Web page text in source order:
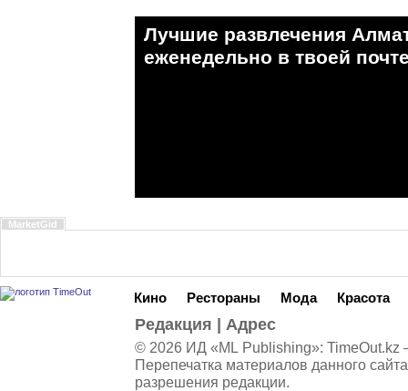
Лучшие развлечения
eженедельно в твоей
MarketGid
Кино Рестораны Мода Красота
Редакция Адрес
© 2026 ИД «ML Publishing»: TimeOut.kz
Перепечатка материалов данного
разрешения редакции.